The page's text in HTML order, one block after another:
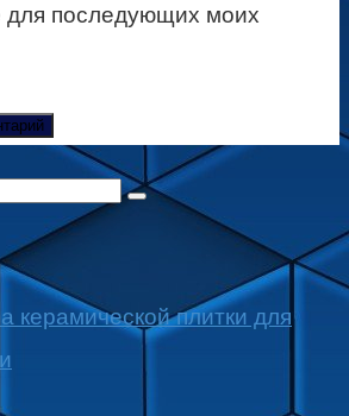
для последующих моих
керамической плитки для